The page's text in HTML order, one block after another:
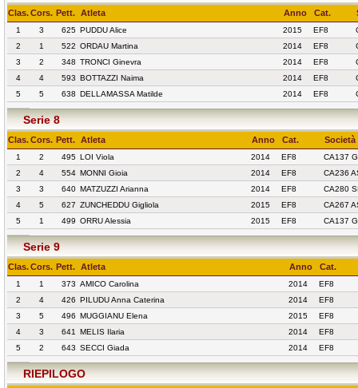
Clas.Cors. Pett. Atleta Anno Cat.
1 3 625 PUDDU Alice 2015 EF8
2
1 522 ORDAU Martina 2014 EF8
3
2 348 TRONCI Ginevra 2014 EF8
4
4 593 BOTTAZZI Naima 2014 EF8
5
5 638 DELLAMASSA Matilde 2014 EF8
Serie 8
Clas.Cors. Pett. Atleta Anno Cat. Società
1 2 495 LOI Viola 2014 EF8
CA137
2
4 554 MONNI Gioia 2014 EF8
CA236
3
3 640 MATZUZZI Arianna 2014 EF8
CA280
4
5 627 ZUNCHEDDU Gigliola 2015 EF8
CA267
5
1 499 ORRU Alessia 2015 EF8 CA137
Serie 9
Clas.Cors. Pett. Atleta Anno Cat.
1 1 373 AMICO Carolina 2014
EF8
2
4 426 PILUDU Anna Caterina 2014
EF8
3
5 496 MUGGIANU Elena 2015
EF8
4
3 641 MELIS Ilaria 2014
EF8
5
2 643 SECCI Giada 2014 EF8
RIEPILOGO